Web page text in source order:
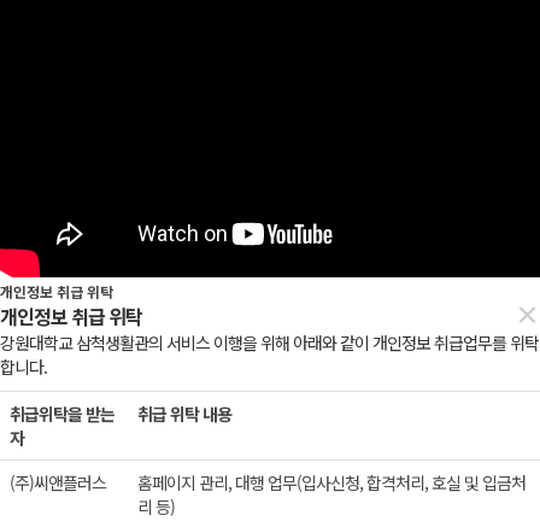
개인정보 취급 위탁
×
개인정보 취급 위탁
강원대학교 삼척생활관의 서비스 이행을 위해 아래와 같이 개인정보 취급업무를 위탁
합니다.
취급위탁을 받는
자
취급 위탁 내용
(주)씨앤플러스
홈페이지 관리, 대행 업무(입사신청, 합격처리, 호실 및 입금처
리 등)